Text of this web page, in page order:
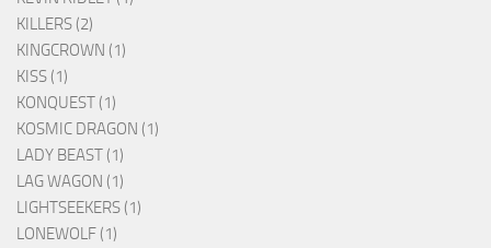
KILLERS (2)
KINGCROWN (1)
KISS (1)
KONQUEST (1)
KOSMIC DRAGON (1)
LADY BEAST (1)
LAG WAGON (1)
LIGHTSEEKERS (1)
LONEWOLF (1)